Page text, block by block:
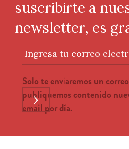
suscribirte a
newsletter, es
Ingresa tu correo
Solo te enviaremos un
publiquemos contenido
email por día.
›